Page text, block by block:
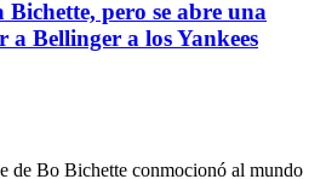
Bichette, pero se abre una
Bellinger a los Yankees
Bo Bichette conmocionó al mundo